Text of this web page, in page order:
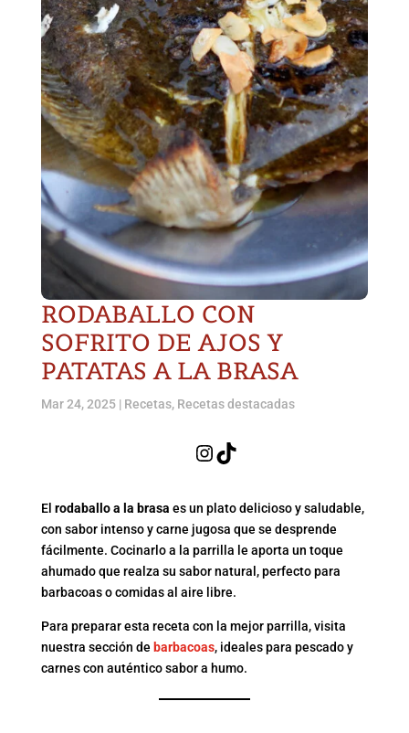
RODABALLO CON
SOFRITO DE AJOS Y
PATATAS A LA BRASA
Mar 24, 2025| Recetas, Recetas destacadas
Instagram
TikTok
El rodaballo a la brasa es un plato delicioso y saludable,
con sabor intenso y carne jugosa que se desprende
fácilmente. Cocinarlo a la parrilla le aporta un toque
ahumado que realza su sabor natural, perfecto para
barbacoas o comidas al aire libre.
Para preparar esta receta con la mejor parrilla, visita
nuestra sección de barbacoas, ideales para pescado y
carnes con auténtico sabor a humo.